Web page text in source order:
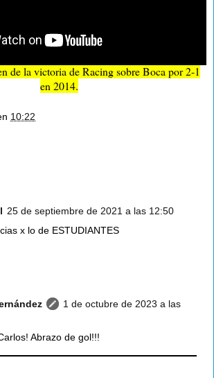
de la victoria de Racing sobre Boca por 2-1
en 2014.
10:22
25 de septiembre de 2021 a las 12:50
x lo de ESTUDIANTES
1 de octubre de 2023 a las
Abrazo de gol!!!